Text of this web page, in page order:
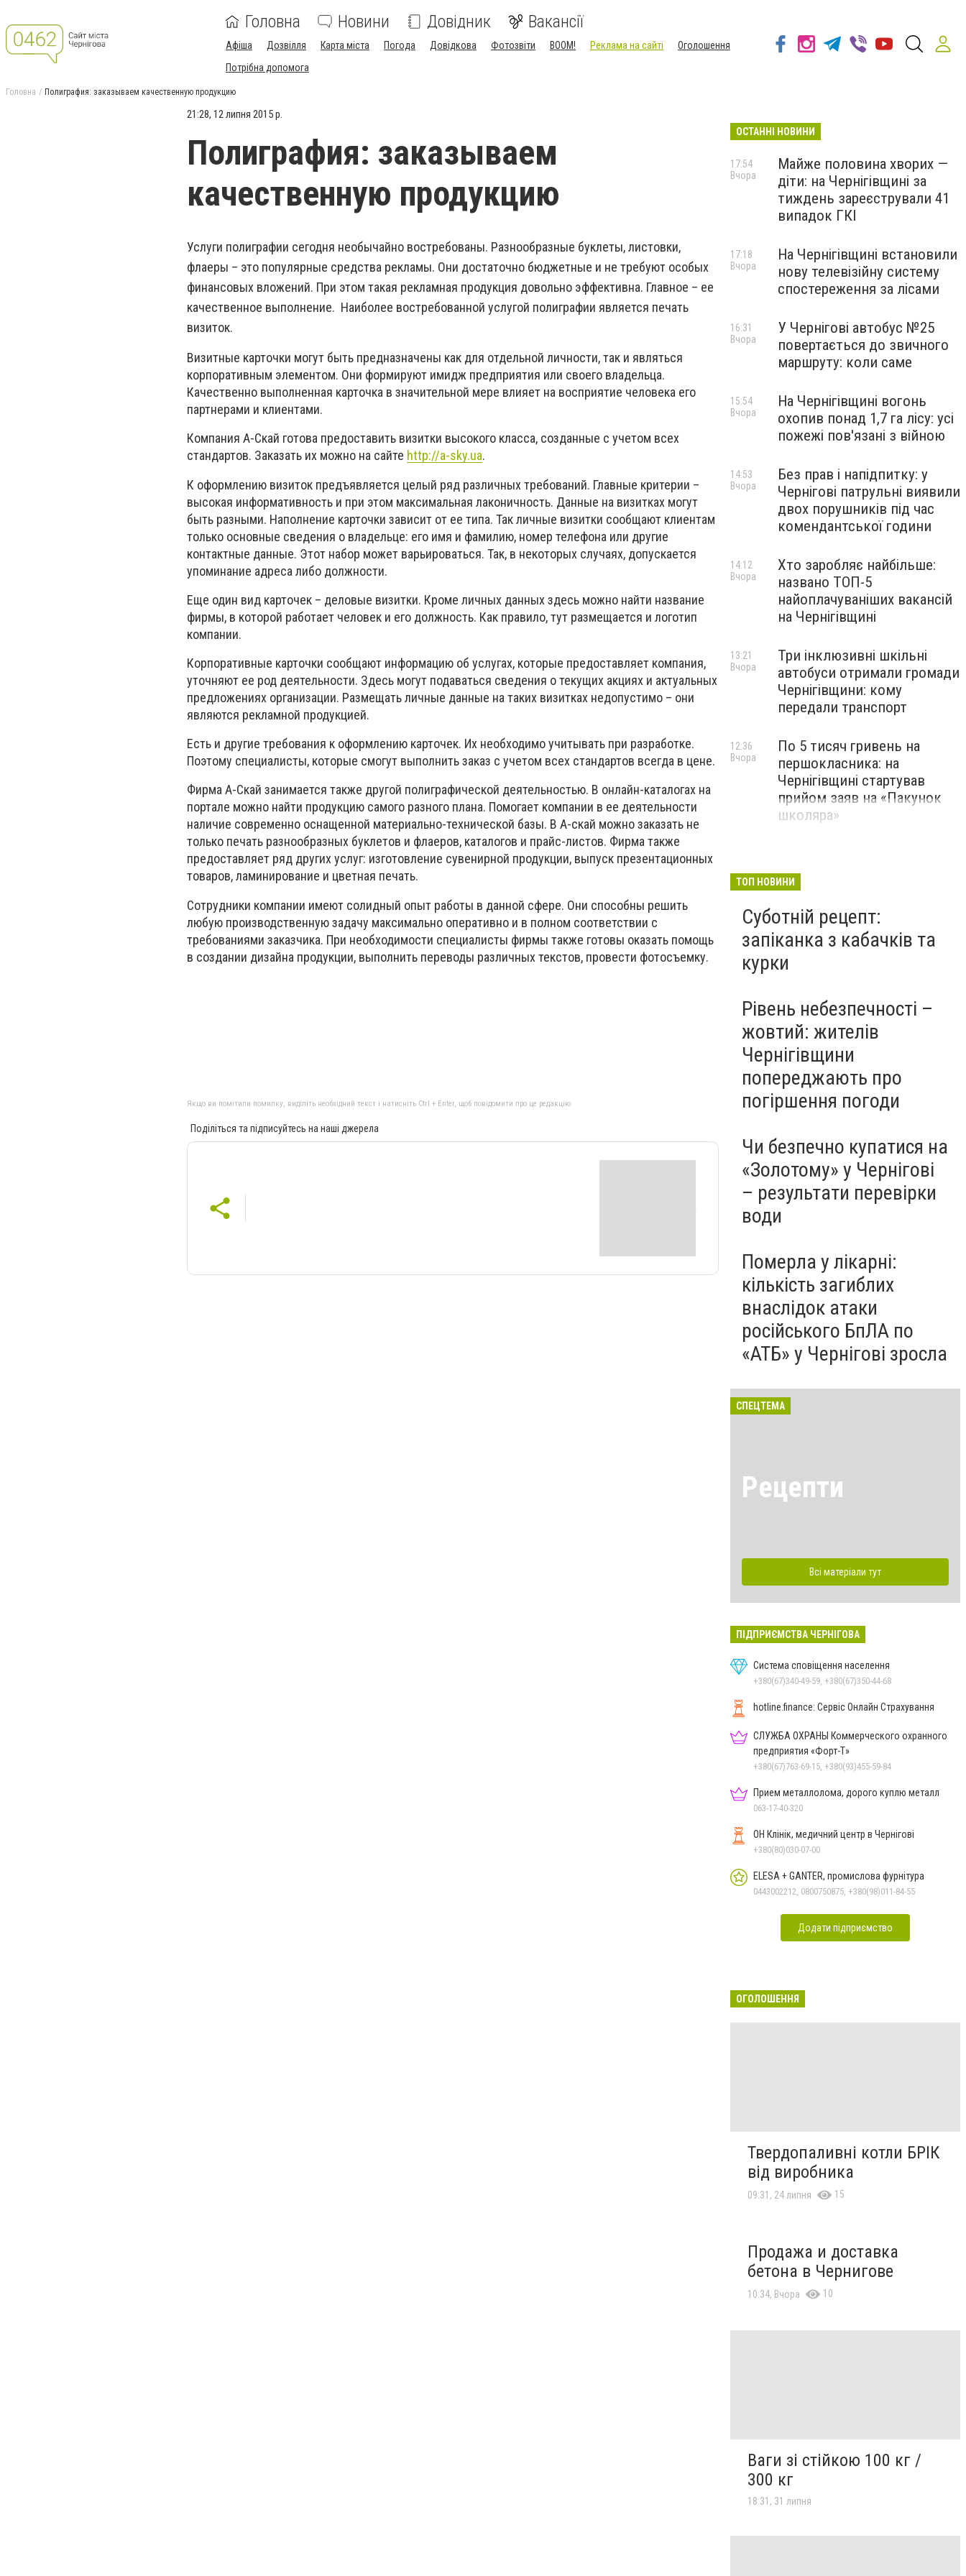
Головна Новини Довідник Вакансії
Афіша Дозвілля Карта міста Погода Довідкова Фотозвіти BOOM! Реклама на сайті
Оголошення
Потрібна допомога
Головна Полиграфия: заказываем качественную продукцию
21:28, 12 липня 2015 р.
Полиграфия: заказываем
качественную продукцию
Услуги полиграфии сегодня необычайно востребованы. Разнообразные буклеты, листовки,
флаеры – это популярные средства рекламы. Они достаточно бюджетные и не требуют особых
финансовых вложений. При этом такая рекламная продукция довольно эффективна. Главное – ее
качественное выполнение. Наиболее востребованной услугой полиграфии является печать
визиток.
Визитные карточки могут быть предназначены как для отдельной личности, так и являться
корпоративным элементом. Они формируют имидж предприятия или своего владельца.
Качественно выполненная карточка в значительной мере влияет на восприятие человека его
партнерами и клиентами.
Компания А-Скай готова предоставить визитки высокого класса, созданные с учетом всех
стандартов. Заказать их можно на сайте http://a-sky.ua.
К оформлению визиток предъявляется целый ряд различных требований. Главные критерии –
высокая информативность и при этом максимальная лаконичность. Данные на визитках могут
быть разными. Наполнение карточки зависит от ее типа. Так личные визитки сообщают клиентам
только основные сведения о владельце: его имя и фамилию, номер телефона или другие
контактные данные. Этот набор может варьироваться. Так, в некоторых случаях, допускается
упоминание адреса либо должности.
Еще один вид карточек – деловые визитки. Кроме личных данных здесь можно найти название
фирмы, в которой работает человек и его должность. Как правило, тут размещается и логотип
компании.
Корпоративные карточки сообщают информацию об услугах, которые предоставляет компания,
уточняют ее род деятельности. Здесь могут подаваться сведения о текущих акциях и актуальных
предложениях организации. Размещать личные данные на таких визитках недопустимо – они
являются рекламной продукцией.
Есть и другие требования к оформлению карточек. Их необходимо учитывать при разработке.
Поэтому специалисты, которые смогут выполнить заказ с учетом всех стандартов всегда в цене.
Фирма А-Скай занимается также другой полиграфической деятельностью. В онлайн-каталогах на
портале можно найти продукцию самого разного плана. Помогает компании в ее деятельности
наличие современно оснащенной материально-технической базы. В А-скай можно заказать не
только печать разнообразных буклетов и флаеров, каталогов и прайс-листов. Фирма также
предоставляет ряд других услуг: изготовление сувенирной продукции, выпуск презентационных
товаров, ламинирование и цветная печать.
Сотрудники компании имеют солидный опыт работы в данной сфере. Они способны решить
любую производственную задачу максимально оперативно и в полном соответствии с
требованиями заказчика. При необходимости специалисты фирмы также готовы оказать помощь
в создании дизайна продукции, выполнить переводы различных текстов, провести фотосъемку.
Якщо ви помітили помилку, виділіть необхідний текст і натисніть Ctrl + Enter, щоб повідомити про це редакцію
Поділіться та підписуйтесь на наші джерела
ОСТАННІ НОВИНИ
Майже половина хворих —
діти: на Чернігівщині за
тиждень зареєстрували 41
випадок ГКІ
17:54
Вчора
На Чернігівщині встановили
нову телевізійну систему
спостереження за лісами
17:18
Вчора
У Чернігові автобус №25
повертається до звичного
маршруту: коли саме
16:31
Вчора
На Чернігівщині вогонь
охопив понад 1,7 га лісу: усі
пожежі пов'язані з війною
15:54
Вчора
Без прав і напідпитку: у
Чернігові патрульні виявили
двох порушників під час
комендантської години
14:53
Вчора
Хто заробляє найбільше:
названо ТОП-5
найоплачуваніших вакансій
на Чернігівщині
14:12
Вчора
Три інклюзивні шкільні
автобуси отримали громади
Чернігівщини: кому
передали транспорт
13:21
Вчора
По 5 тисяч гривень на
першокласника: на
Чернігівщині стартував
прийом заяв на «Пакунок
школяра»
12:36
Вчора
ТОП НОВИНИ
Суботній рецепт:
запіканка з кабачків та
курки
Рівень небезпечності –
жовтий: жителів
Чернігівщини
попереджають про
погіршення погоди
Чи безпечно купатися на
«Золотому» у Чернігові
– результати перевірки
води
Померла у лікарні:
кількість загиблих
внаслідок атаки
російського БпЛА по
«АТБ» у Чернігові зросла
СПЕЦТЕМА
Рецепти
Всі матеріали тут
ПІДПРИЄМСТВА ЧЕРНІГОВА
Система сповіщення населення
+380(67)340-49-59, +380(67)350-44-68
hotline.finance: Сервіс Онлайн Страхування
СЛУЖБА ОХРАНЫ Коммерческого охранного
предприятия «Форт-Т»
+380(67)763-69-15, +380(93)455-59-84
Прием металлолома, дорого куплю металл
063-17-40-320
ОН Клінік, медичний центр в Чернігові
+380(80)030-07-00
ELESA + GANTER, промислова фурнітура
0443002212, 0800750875, +380(98)011-84-55
Додати підприємство
ОГОЛОШЕННЯ
Твердопаливні котли БРІК
від виробника
09:31, 24 липня 15
Продажа и доставка
бетона в Чернигове
10:34, Вчора 10
Ваги зі стійкою 100 кг /
300 кг
18:31, 31 липня